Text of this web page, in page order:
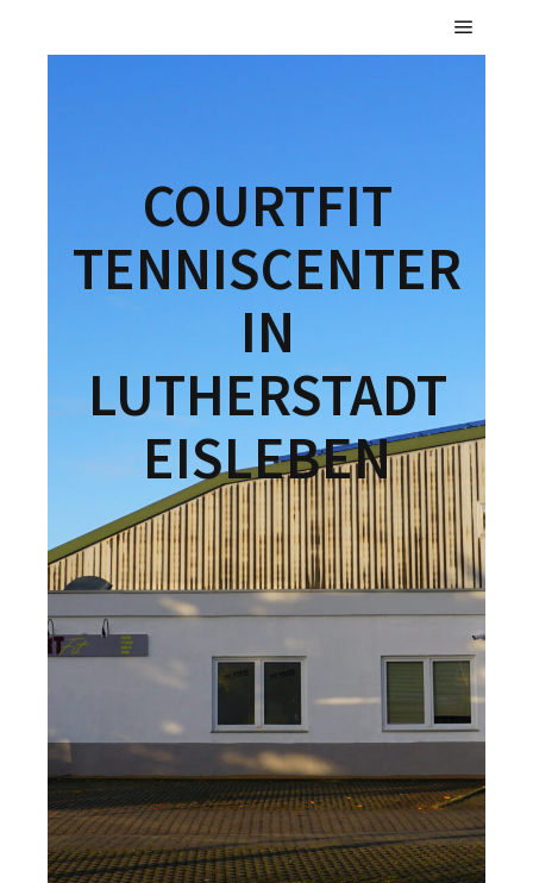
COURTFIT
TENNISCENTER
IN
LUTHERSTADT
EISLEBEN